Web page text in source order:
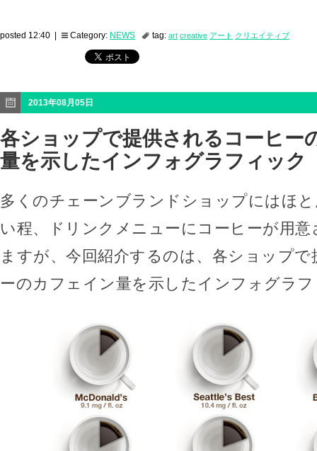
posted 12:40 | Category: NEWS tag: art creative アート クリエイティブ
2013年08月05日
各ショップで提供されるコーヒー
量を示したインフォグラフィック
多くのチェーンブランドショップにはほ
い程、ドリンクメニューにコーヒーが用
ますが、今回紹介するのは、各ショップ
ーのカフェイン量を示したインフォグラ